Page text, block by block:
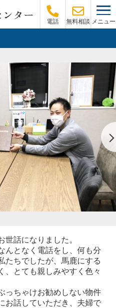
電話 無料相談 メニュー
世話になりました。
んとなく電話をし、何も分
たちでしたが、馬鹿にする
、とても親しみやすく色々
っちゃけお勧めしない物件
お話していただき、夫婦で